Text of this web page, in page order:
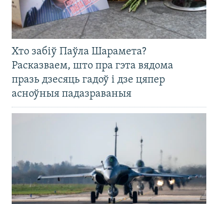
Хто забіў Паўла Шарамета?
Расказваем, што пра гэта вядома
празь дзесяць гадоў і дзе цяпер
асноўныя падазраваныя